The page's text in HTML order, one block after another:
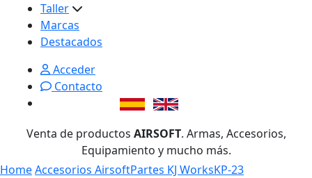
Taller
Marcas
Destacados
Acceder
Contacto
Venta de productos AIRSOFT. Armas, Accesorios,
Equipamiento y mucho más.
HomeAccesorios AirsoftPartes KJ WorksKP-23